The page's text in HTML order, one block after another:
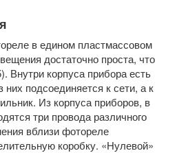
в едином пластмассовом
достаточно проста, что
Внутри корпуса прибора есть
подсоединяется к сети, а к
Из корпуса приборов, в
три провода различного
вблизи фотореле
коробку. «Нулевой»